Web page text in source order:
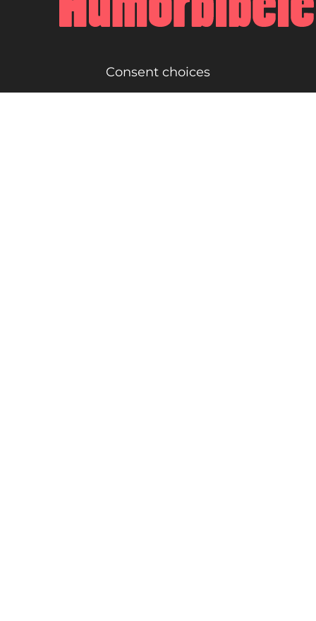
Consent choices